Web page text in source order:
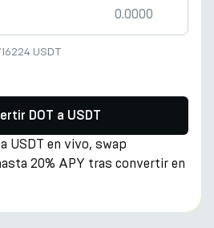
USDT
DOT a USDT
USDT en vivo, swap
20% APY tras convertir en